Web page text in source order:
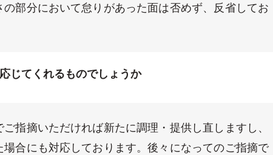
部分において怠りがあった面は否めず、反省してお
てくれるものでしょうか
指摘いただければ新たに調理・提供し直しますし、
合にも対応しております。後々になってのご指摘で